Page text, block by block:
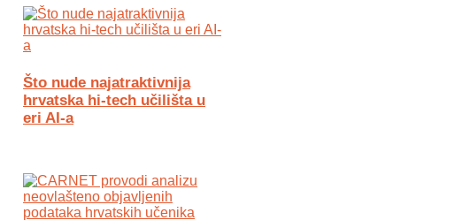
Što nude najatraktivnija
hrvatska hi-tech učilišta u
eri AI-a